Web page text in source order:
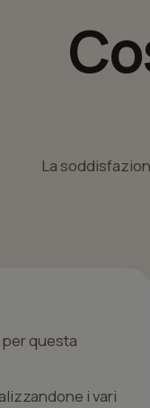
La
per questa
i vari